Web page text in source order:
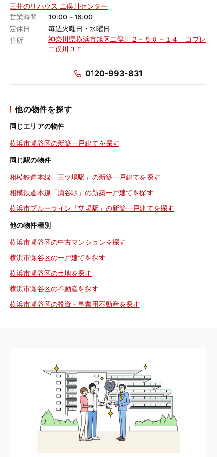
三井のリハウス 二俣川センター
営業時間
10:00～18:00
定休日
毎週火曜日・水曜日
住所
神奈川県横浜市旭区二俣川２－５０－１４ コプレ
二俣川３Ｆ
0120-993-831
他の物件を探す
同じエリアの物件
横浜市瀬谷区の新築一戸建てを探す
同じ駅の物件
相模鉄道本線「三ツ境駅」の新築一戸建てを探す
相模鉄道本線「瀬谷駅」の新築一戸建てを探す
横浜市ブルーライン「立場駅」の新築一戸建てを探す
他の物件種別
横浜市瀬谷区の中古マンションを探す
横浜市瀬谷区の一戸建てを探す
横浜市瀬谷区の土地を探す
横浜市瀬谷区の不動産を探す
横浜市瀬谷区の投資・事業用不動産を探す